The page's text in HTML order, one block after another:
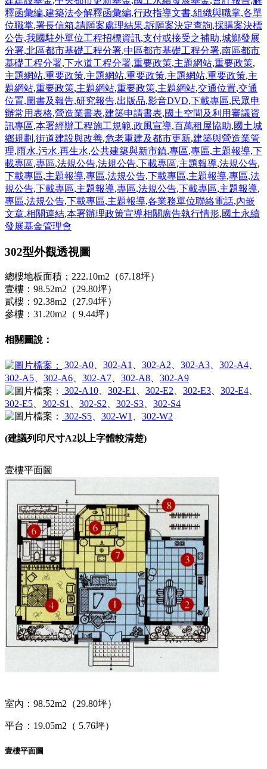
釋函彙編,建築法令解釋函彙編,行政指導文書,組織與職掌,各單
位職掌,署長信箱,請願案處理結果,訴願案決定查詢,採購案決標
公告,我國駐外單位工程招標資訊,支付或接受之補助,城鄉發展
分署,北區都市基礎工程分署,中區都市基礎工程分署,南區都市
基礎工程分署,下水道工程分署,重要政策,主題網站,重要政策,
主題網站,重要政策,主題網站,重要政策,主題網站,重要政策,主
題網站,重要政策,主題網站,重要政策,主題網站,交通位置,交通
位置,圖書及報告,研究報告,出版品,影音DVD,下載專區,民眾申
辦常用表格,營造業書表,建築申請書表,國土空間及利用審議資
訊專區,本署經辦工程施工規範,政風宣導,百萬租屋協助,國土城
鄉規劃 ,街道建設與改善,危老重建及都市更新,建築與營造業管
理,雨水.污水.再生水,公共建築與新市鎮,專區,專區,主題報導,下
載專區,專區,法規公告,法規公告,下載專區,主題報導,法規公告,
下載專區,主題報導,專區,法規公告,下載專區,主題報導,專區,法
規公告,下載專區,主題報導,專區,法規公告,下載專區,主題報導,
專區,法規公告,下載專區,主題報導,各業務單位聯絡電話,內嵌
文章,相關連結,本署辦理政策宣導相關廣告執行情形,國土永續
發展基金管理會
302型外觀透視圖
總樓地板面積：222.10m2（67.18坪）
壹樓：98.52m2（29.80坪）
貳樓：92.38m2（27.94坪）
參樓：31.20m2（ 9.44坪）
相關圖說：
302-A0 302-A1 302-A2 302-A3 302-A4
302-A5
302-A6 302-A7 302-A8
302-A9
302-A10
302-E1 302-E2 302-E3 302-E4
302-E5
302-S1 302-S2 302-S3
302-S4
302-S5
302-W1 302-W2
(建議列印尺寸A2以上字體較清楚)
壹樓平面圖
室內：98.52m2（29.80坪）
平台：19.05m2（ 5.76坪）
壹樓平面圖